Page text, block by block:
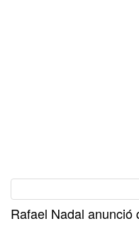
Rafael Nadal anunció